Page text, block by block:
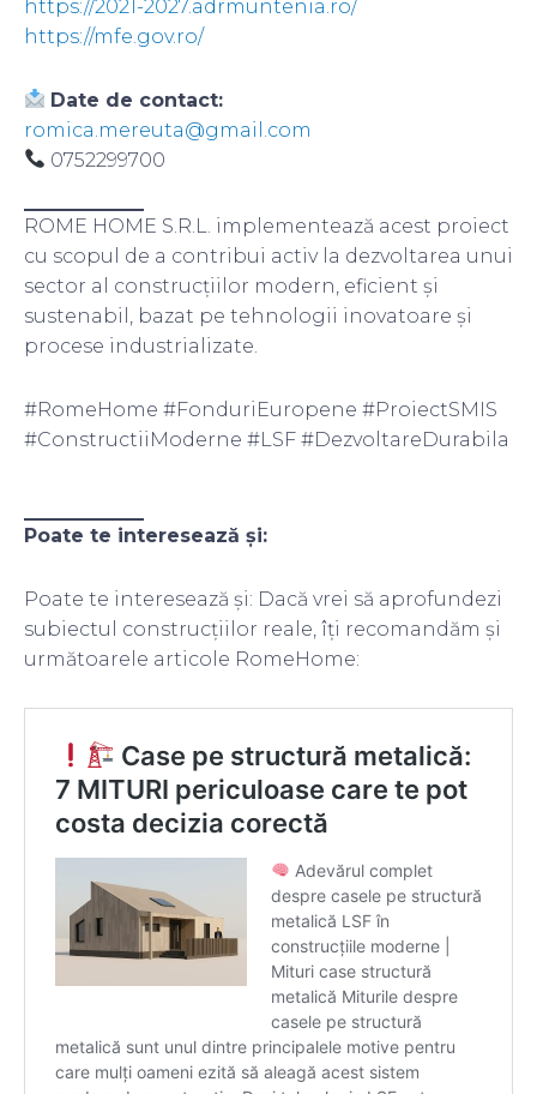
https://2021-2027.adrmuntenia.ro/
https://mfe.gov.ro/
Date de contact:
romica.mereuta@gmail.com
0752299700
ROME HOME S.R.L. implementează acest proiect
cu scopul de a contribui activ la dezvoltarea unui
sector al construcțiilor modern, eficient și
sustenabil, bazat pe tehnologii inovatoare și
procese industrializate.
#RomeHome #FonduriEuropene #ProiectSMIS
#ConstructiiModerne #LSF #DezvoltareDurabila
Poate te interesează și:
Poate te interesează și: Dacă vrei să aprofundezi
subiectul construcțiilor reale, îți recomandăm și
următoarele articole RomeHome: